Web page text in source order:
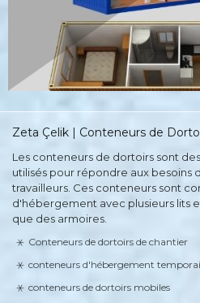
Zeta Çelik | Conteneurs de
Les conteneurs de dortoirs sont
utilisés pour répondre aux
travailleurs. Ces conteneurs sont
d'hébergement avec plusieurs lits
que des armoires.
Conteneurs de dortoirs de chantier
conteneurs d'hébergement
conteneurs de dortoirs mobiles